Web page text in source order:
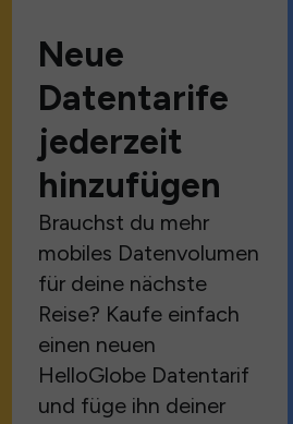
Neue
Datentarife
jederzeit
hinzufügen
Brauchst du mehr
mobiles Datenvolumen
für deine nächste
Reise? Kaufe einfach
einen neuen
HelloGlobe Datentarif
und füge ihn deiner